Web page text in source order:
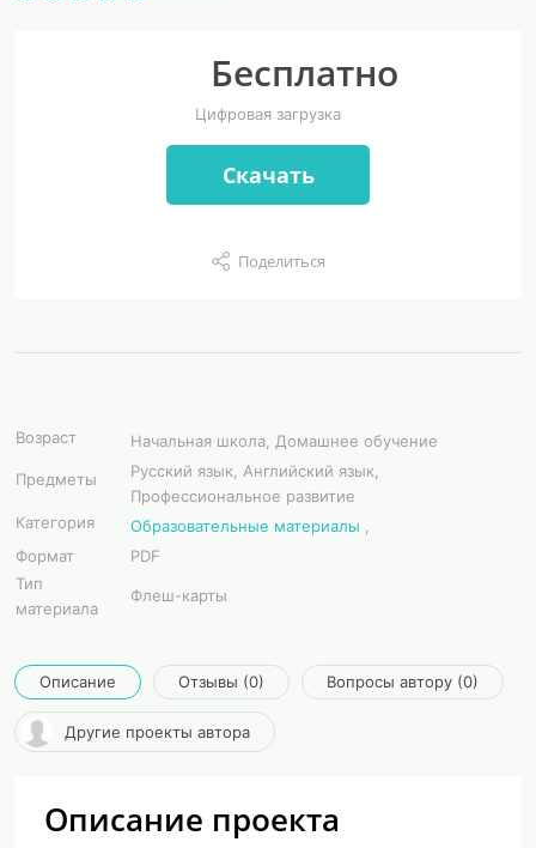
Бесплатно
Цифровая загрузка
Скачать
Поделиться
Возраст
Начальная школа, Домашнее обучение
Предметы
Русский язык, Английский язык,
Профессиональное развитие
Категория
Образовательные материалы
Формат
PDF
Тип
материала
Флеш-карты
Описание Отзывы (0) Вопросы автору (0)
Другие проекты автора
Описание проекта